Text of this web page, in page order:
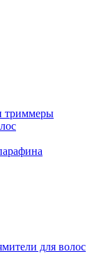
триммеры
для волос